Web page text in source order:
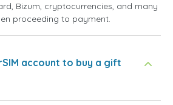
Bizum, cryptocurrencies, and many
proceeding to payment.
account to buy a gift